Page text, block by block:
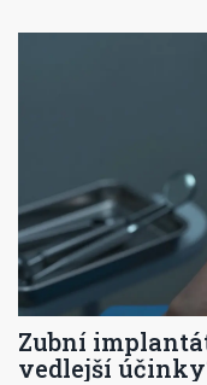
Zubní
vedlejší